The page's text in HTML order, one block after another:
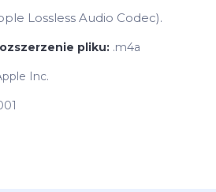
Lossless Audio Codec).
pliku: .m4a
Inc.